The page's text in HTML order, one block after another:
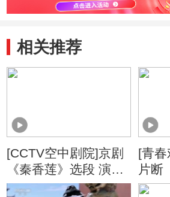
相关推荐
[CCTV空中剧院]京剧
《秦香莲》选段 演
唱：王睿
[青春
片断